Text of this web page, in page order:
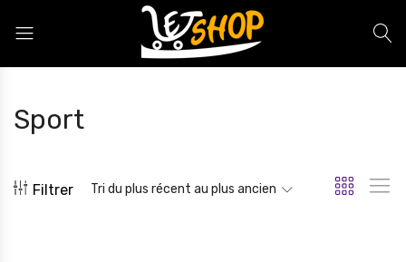
Sport
Filtrer Tri du plus récent au plus ancien